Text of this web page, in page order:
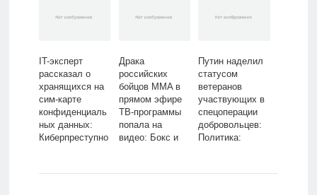
IT-эксперт
рассказал о
хранящихся на
сим-карте
конфиденциаль
ных данных:
Киберпреступно
Драка
российских
бойцов MMA в
прямом эфире
ТВ-программы
попала на
видео: Бокс и
Путин наделил
статусом
ветеранов
участвующих в
спецоперации
добровольцев:
Политика: